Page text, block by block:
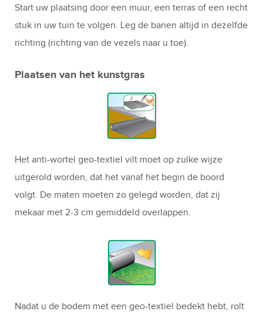
Start uw plaatsing door een muur, een terras of een recht
stuk in uw tuin te volgen. Leg de banen altijd in dezelfde
richting (richting van de vezels naar u toe).
Plaatsen van het kunstgras
Het anti-wortel geo-textiel vilt moet op zulke wijze
uitgerold worden, dat het vanaf het begin de boord
volgt. De maten moeten zo gelegd worden, dat zij
mekaar met 2-3 cm gemiddeld overlappen.
Nadat u de bodem met een geo-textiel bedekt hebt, rolt